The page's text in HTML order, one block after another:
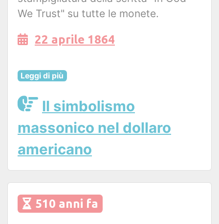
We Trust" su tutte le monete.
22 aprile 1864
Leggi di più
Il simbolismo
massonico nel dollaro
americano
510 anni fa